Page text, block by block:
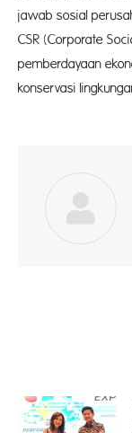
jawab sosial
CSR (Corporate
pemberdayaan
konservasi